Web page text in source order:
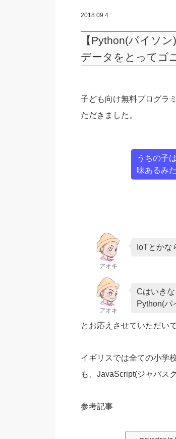
2018.09.4
【Python(パイソ
データをとってゴ
子ども向け無料プログラ
ただきました。
うちの子
味あるみ
アオキ
IoTとかな
アオキ
Cはいき
Python(パ
とお応えさせていただいて
イギリスでは全ての小学
も、JavaScript(ジャバス
参考記事